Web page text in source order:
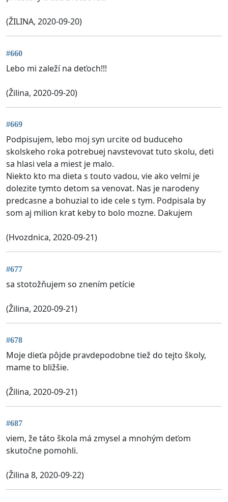
(ŽILINA, 2020-09-20)
#660
Lebo mi zaleží na deťoch!!!
(Žilina, 2020-09-20)
#669
Podpisujem, lebo moj syn urcite od buduceho
skolskeho roka potrebuej navstevovat tuto skolu, deti
sa hlasi vela a miest je malo.
Niekto kto ma dieta s touto vadou, vie ako velmi je
dolezite tymto detom sa venovat. Nas je narodeny
predcasne a bohuzial to ide cele s tym. Podpisala by
som aj milion krat keby to bolo mozne. Dakujem
(Hvozdnica, 2020-09-21)
#677
sa stotožňujem so znením petície
(Žilina, 2020-09-21)
#678
Moje dieťa pôjde pravdepodobne tiež do tejto školy,
mame to bližšie.
(Žilina, 2020-09-21)
#687
viem, že táto škola má zmysel a mnohým deťom
skutočne pomohli.
(Žilina 8, 2020-09-22)